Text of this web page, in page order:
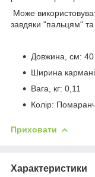
Може
завдяки "пальцям"
Довжина, см: 40
Ширина
Вага, кг: 0,11
Колір:
Приховати
Характеристики